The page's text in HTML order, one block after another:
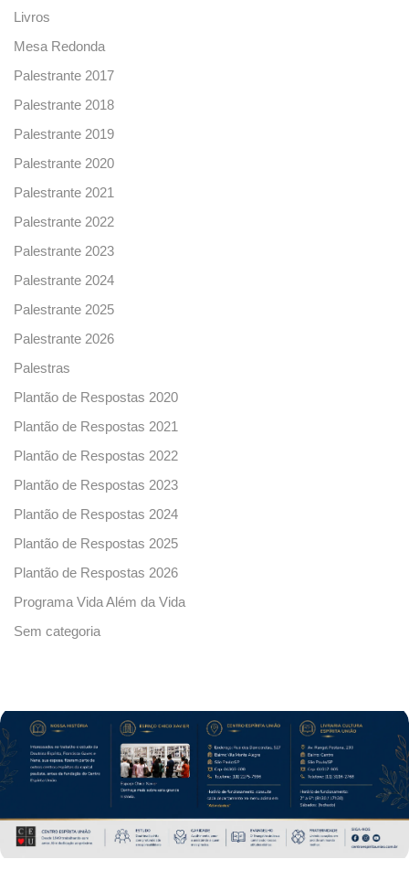
Livros
Mesa Redonda
Palestrante 2017
Palestrante 2018
Palestrante 2019
Palestrante 2020
Palestrante 2021
Palestrante 2022
Palestrante 2023
Palestrante 2024
Palestrante 2025
Palestrante 2026
Palestras
Plantão de Respostas 2020
Plantão de Respostas 2021
Plantão de Respostas 2022
Plantão de Respostas 2023
Plantão de Respostas 2024
Plantão de Respostas 2025
Plantão de Respostas 2026
Programa Vida Além da Vida
Sem categoria